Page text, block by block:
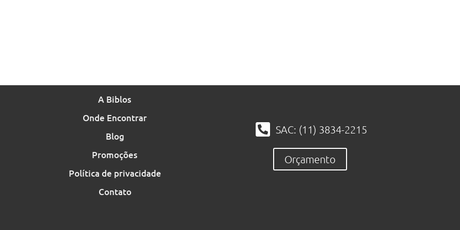
A Biblos
Onde Encontrar
Blog
Promoções
Política de privacidade
Contato
SAC: (11) 3834-2215
Orçamento